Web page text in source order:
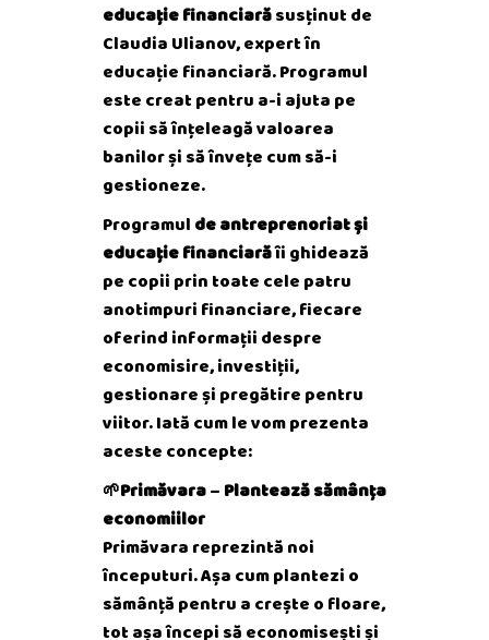
educație financiarăsusținut de
Claudia Ulianov, expert în
educație financiară. Programul
este creat pentru a-i ajuta pe
copii să înțeleagă valoarea
banilor și să învețe cum să-i
gestioneze.
Programul de antreprenoriat și
educație financiarăîi ghidează
pe copii prin toate cele patru
anotimpuri financiare, fiecare
oferind informații despre
economisire, investiții,
gestionare și pregătire pentru
viitor. Iată cum le vom prezenta
aceste concepte:
🌱Primăvara– Plantează sămânța
economiilor
Primăvara reprezintă noi
începuturi. Așa cum plantezi o
sămânță pentru a crește o floare,
tot așa începi să economisești și